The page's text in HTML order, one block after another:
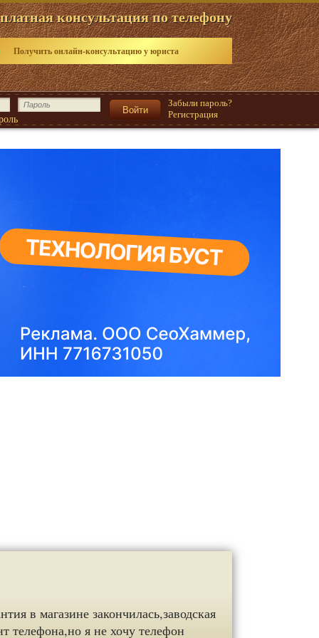
консультация по телефону
Получить онлайн-консультацию у юриста
Забыли пароль?
Регистрация
в магазине закончилась,заводская
телефона,но я не хочу телефон